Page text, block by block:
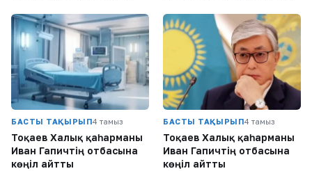
БАСТЫ ТАҚЫРЫП4 тамыз
Тоқаев Халық қаһарманы
Иван Гапичтің отбасына
көңіл айтты
БАСТЫ ТАҚЫРЫП4 тамыз
Тоқаев Халық қаһарманы
Иван Гапичтің отбасына
көңіл айтты